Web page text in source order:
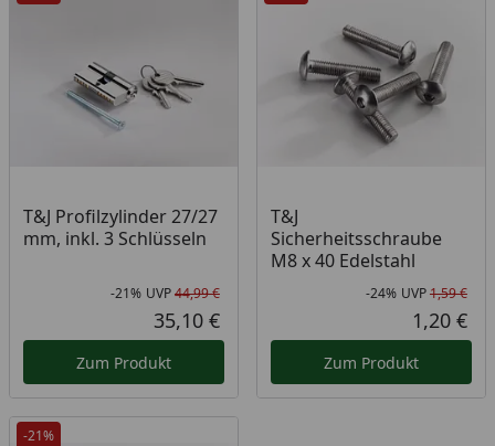
T&J Profilzylinder 27/27
mm, inkl. 3 Schlüsseln
Rabatt in Prozent
-21%
Ursprünglicher Preis
UVP44,99 €
Aktueller Preis
35,10 €
Zum Produkt
T&J
Sicherheitsschraube
M8 x 40 Edelstahl
-24% UVP1,59 €
1,20 €
Zum Produkt
-21%